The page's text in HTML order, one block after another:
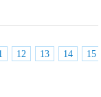
12 13 14
15